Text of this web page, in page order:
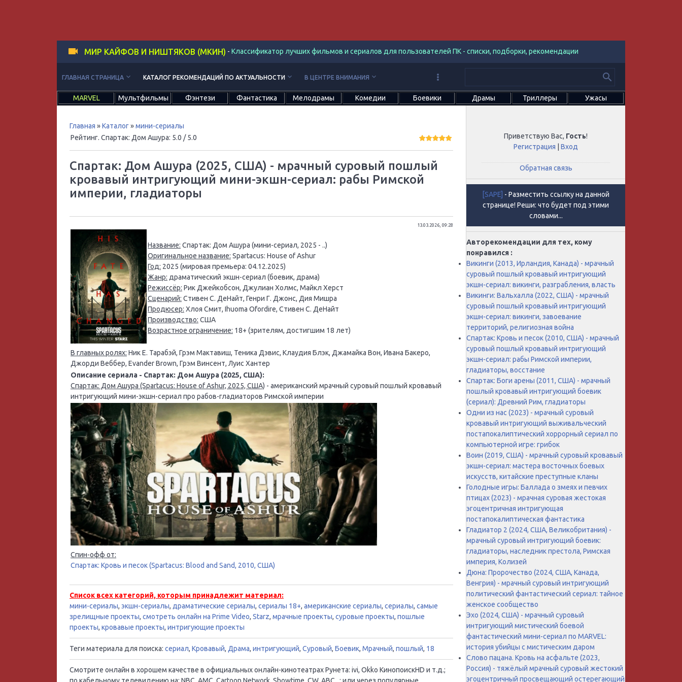
МИР КАЙФОВ И НИШТЯКОВ (МКИН) - Классификатор лучших фильмов и сериалов для пользователей ПК - списки, подборки, рекомендации
ГЛАВНАЯ СТРАНИЦА keyboard_arrow_down КАТАЛОГ РЕКОМЕНДАЦИЙ ПО АКТУАЛЬНОСТИ keyboard_arrow_down В ЦЕНТРЕ ВНИМАНИЯ keyboard_arrow_down
MARVEL Мультфильмы Фэнтези Фантастика Мелодрамы Комедии Боевики Драмы Триллеры Ужасы
Главная »Каталог»мини-сериалы
Рейтинг. Спартак: Дом Ашура: 5.0 / 5.0
Спартак: Дом Ашура (2025, США) - мрачный суровый пошлый
кровавый интригующий мини-экшн-сериал: рабы Римской
империи, гладиаторы
13.03.2026, 09:28
Название: Спартак: Дом Ашура (мини-сериал, 2025 - ..)
Оригинальное название: Spartacus: House of Ashur
Год: 2025 (мировая премьера: 04.12.2025)
Жанр: драматический экшн-сериал (боевик, драма)
Режиссёр: Рик Джейкобсон, Джулиан Холмс, Майкл Херст
Сценарий: Стивен С. ДеНайт, Генри Г. Джонс, Дия Мишра
Продюсер: Хлоя Смит, Ihuoma Ofordire, Стивен С. ДеНайт
Производство: США
Возрастное ограничение: 18+ (зрителям, достигшим 18 лет)
В главных ролях: Ник Е. Тарабэй, Грэм Мактавиш, Теника Дэвис, Клаудия Блэк, Джамайка Вон, Ивана Бакеро,
Джорди Веббер, Evander Brown, Грэм Винсент, Луис Хантер
Описание сериала - Спартак: Дом Ашура (2025, США):
Спартак: Дом Ашура (Spartacus: House of Ashur, 2025, США) - американский мрачный суровый пошлый кровавый
интригующий мини-экшн-сериал про рабов-гладиаторов Римской империи
Спин-офф от:
Спартак: Кровь и песок (Spartacus: Blood and Sand, 2010, США)
Список всех категорий, которым принадлежит материал:
мини-сериалы, экшн-сериалы, драматические сериалы, сериалы 18+, американские сериалы, сериалы, самые
зрелищные проекты, смотреть онлайн на Prime Video, Starz, мрачные проекты, суровые проекты, пошлые
проекты, кровавые проекты, интригующие проекты
Теги материала для поиска: сериал, Кровавый, Драма, интригующий, Суровый, Боевик, Мрачный, пошлый, 18
Смотрите онлайн в хорошем качестве в официальных онлайн-кинотеатрах Рунета: ivi, Okko КинопоискHD и т.д.;
Приветствую Вас, Гость!
Регистрация |Вход
Обратная связь
[SAPE] - Разместить ссылку на данной
странице! Реши: что будет под этими
словами...
Авторекомендации для тех, кому
понравился :
Викинги (2013, Ирландия, Канада) - мрачный
суровый пошлый кровавый интригующий
экшн-сериал: викинги, разграбления, власть
Викинги: Вальхалла (2022, США) - мрачный
суровый пошлый кровавый интригующий
экшн-сериал: викинги, завоевание
территорий, религиозная война
Спартак: Кровь и песок (2010, США) - мрачный
суровый пошлый кровавый интригующий
экшн-сериал: рабы Римской империи,
гладиаторы, восстание
Спартак: Боги арены (2011, США) - мрачный
пошлый кровавый интригующий боевик
(сериал): Древний Рим, гладиаторы
Одни из нас (2023) - мрачный суровый
кровавый интригующий выживальческий
постапокалиптический хоррорный сериал по
компьютерной игре: грибок
Воин (2019, США) - мрачный суровый кровавый
экшн-сериал: мастера восточных боевых
искусств, китайские преступные кланы
Голодные игры: Баллада о змеях и певчих
птицах (2023) - мрачная суровая жестокая
эгоцентричная интригующая
постапокалиптическая фантастика
Гладиатор 2 (2024, США, Великобритания) -
мрачный суровый интригующий боевик:
гладиаторы, наследник престола, Римская
империя, Колизей
Дюна: Пророчество (2024, США, Канада,
Венгрия) - мрачный суровый интригующий
политический фантастический сериал: тайное
женское сообщество
Эхо (2024, США) - мрачный суровый
интригующий мистический боевой
фантастический мини-сериал по MARVEL:
история убийцы с мистическим даром
Слово пацана. Кровь на асфальте (2023,
Россия) - тяжёлый мрачный суровый жестокий
эгоцентричный просвещающий остерегающий